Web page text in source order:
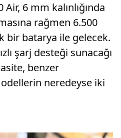
6 mm kalınlığında
rağmen 6.500
bir batarya ile gelecek.
şarj desteği sunacağı
benzer
neredeyse iki